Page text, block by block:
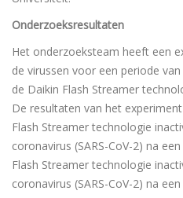
Onderzoeksresultaten
Het onderzoeksteam heeft een
de virussen voor een periode
de Daikin Flash Streamer
De resultaten van het
Flash Streamer technologie
coronavirus (SARS-CoV-2) na
Flash Streamer technologie
coronavirus (SARS-CoV-2) na